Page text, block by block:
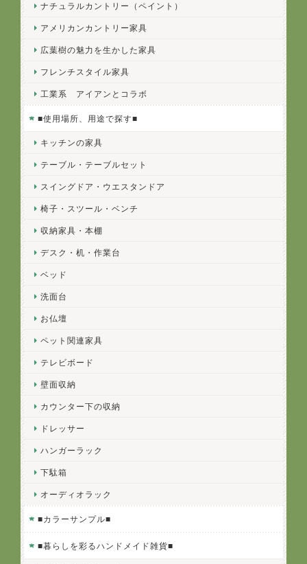
ナチュラルカントリー（ペイント）
アメリカンカントリー家具
広葉樹の魅力を生かした家具
フレンチスタイル家具
工業系 アイアンとコラボ
■使用場所、用途で探す■
キッチンの家具
テーブル・テーブルセット
スイングドア・ウエスタンドア
椅子・スツール・ベンチ
収納家具・本棚
デスク・机・作業台
ベッド
洗面台
お仏壇
ペット関連家具
テレビボード
壁面収納
カウンター下の収納
ドレッサー
ハンガーラック
下駄箱
オーディオラック
■カラーサンプル■
■暮らしを彩るハンドメイド雑貨■